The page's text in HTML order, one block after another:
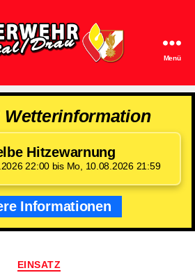
Spittal/Drau
Menü
Wetterinformation
Hitzewarnung
22:00 bis Mo, 10.08.2026 21:59
Informationen
Kategorien
EINSATZ